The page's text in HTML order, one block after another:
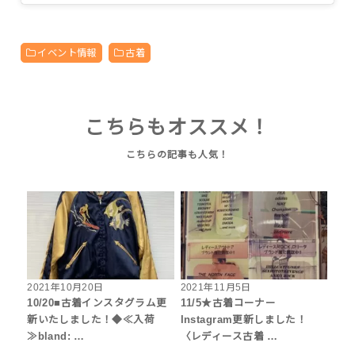
イベント情報 古着
こちらもオススメ！
2021年10月20日
10/20■古着インスタグラム更
新いたしました！◆≪入荷
≫bland: …
2021年11月5日
11/5★古着コーナー
Instagram更新しました！
〈レディース古着 …